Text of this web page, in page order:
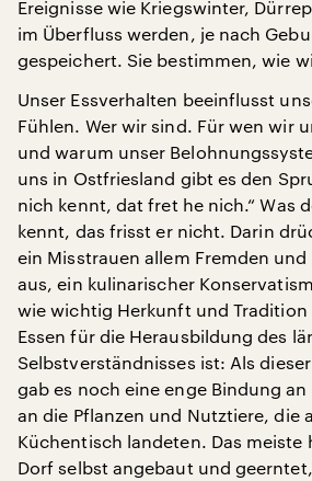
Ereignisse wie Kriegswinter,
im Überfluss werden, je nach
gespeichert. Sie bestimmen, wie
Unser Essverhalten beeinflusst
Fühlen. Wer wir sind. Für wen wir
und warum unser
uns in Ostfriesland gibt es den
nich kennt, dat fret he nich.“ Was
kennt, das frisst er nicht. Darin
ein Misstrauen allem Fremden
aus, ein kulinarischer
wie wichtig Herkunft und Tradition
Essen für die Herausbildung des
Selbstverständnisses ist: Als
gab es noch eine enge Bindung
an die Pflanzen und Nutztiere, die
Küchentisch landeten. Das meiste
Dorf selbst angebaut und